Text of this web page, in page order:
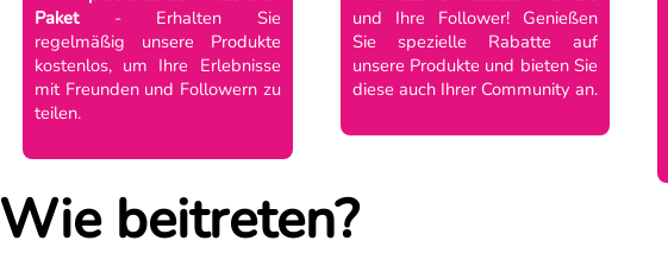
Paket- Erhalten Sie
regelmäßig unsere Produkte
kostenlos, um Ihre Erlebnisse
mit Freunden und Followern zu
teilen.
und Ihre Follower! Genießen
Sie spezielle Rabatte auf
unsere Produkte und bieten Sie
diese auch Ihrer Community an.
Wie beitreten?